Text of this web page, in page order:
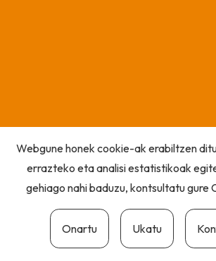
Webgune honek cookie-ak erabiltzen
errazteko eta analisi estatistikoak
gehiago nahi baduzu, kontsultatu gure
Onartu Ukatu